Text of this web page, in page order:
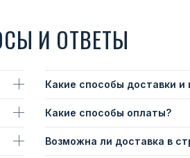
И ОТВЕТЫ
Какие способы доставки и
Какие способы оплаты?
Возможна ли доставка в